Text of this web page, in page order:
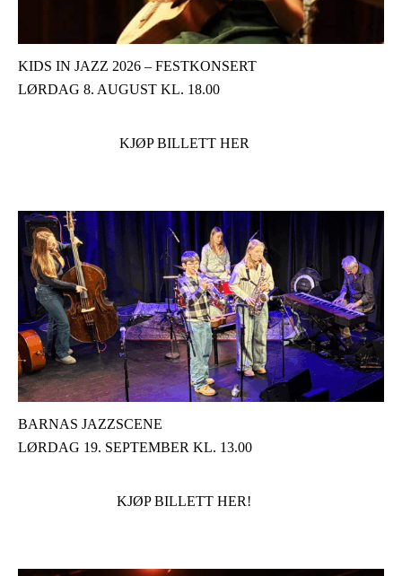
KIDS IN JAZZ 2026 – FESTKONSERT
LØRDAG 8. AUGUST KL. 18.00
KJØP BILLETT HER
BARNAS JAZZSCENE
LØRDAG 19. SEPTEMBER KL. 13.00
KJØP BILLETT HER!